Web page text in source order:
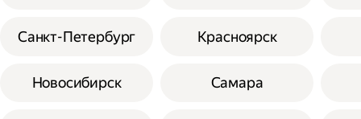
Санкт-Петербург
Новосибирск
Красноярск
Самара